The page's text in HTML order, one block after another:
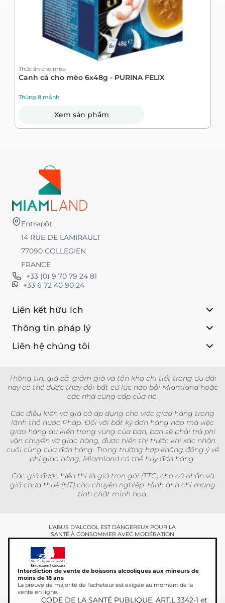
Thức ăn cho mèo
Canh cá cho mèo 6x48g - PURINA FELIX
Thùng 8 mảnh
Xem sản phẩm
Entrepôt :
14 RUE DE LAMIRAULT
77090 COLLEGIEN
FRANCE
+33 (0) 9 70 79 24 81
+33 6 72 40 90 24
Liên kết hữu ích
Thông tin pháp lý
Liên hệ chúng tôi
Thông tin, giá cả, giảm giá và tồn kho chi tiết trong ưu đãi
này có thể được thay đổi bất cứ lúc nào bởi Miamland hoặc
các nhà cung cấp của nó.
Các điều kiện và giá cả áp dụng cho việc giao hàng trong
lãnh thổ nước Pháp. Đối với bất kỳ đơn hàng nào mà việc
giao hàng dự kiến trong vùng của bạn, bạn sẽ phải trả phí
vận chuyển và giao hàng, được hiển thị trước khi xác nhận
cuối cùng của đơn hàng. Trong trường hợp không đồng ý về
phí giao hàng, Miamland có thể hủy đơn hàng.
Các giá được hiển thị là giá trọn gói (TTC) cho cá nhân và
giá chưa thuế (HT) cho chuyên nghiệp. Hình ảnh chỉ mang
tính chất minh họa.
L'ABUS D'ALCOOL EST DANGEREUX POUR LA
SANTÉ À CONSOMMER AVEC MODÉRATION
Interdiction de vente de boissons alcooliques aux mineurs de
moins de 18 ans
La preuve de majorité de l'acheteur est exigée au moment de la
vente en ligne.
CODE DE LA SANTÉ PUBLIQUE, ART.L.3342-1 et